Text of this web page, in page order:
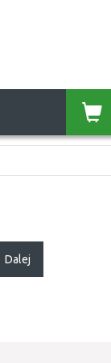
Dalej